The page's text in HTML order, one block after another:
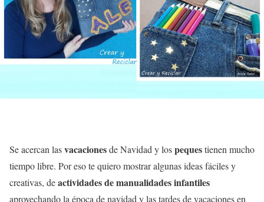
Se acercan lasvacacionesde Navidad y lospequestienen mucho
tiempo libre. Por eso te quiero mostrar algunas ideas fáciles y
creativas, deactividades de manualidades infantiles
aprovechando la época de navidad y las tardes de vacaciones en